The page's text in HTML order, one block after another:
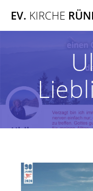
EV. KIRCHE